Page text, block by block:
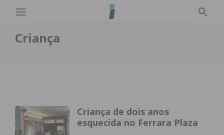
Criança
Criança de dois anos
esquecida no Ferrara Plaza